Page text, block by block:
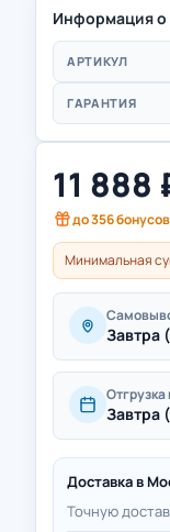
Информация о
АРТИКУЛ
ГАРАНТИЯ
11 888
до356бонусов
Минимальная
Завтра
Отгрузка
Завтра
Доставка в
Точную